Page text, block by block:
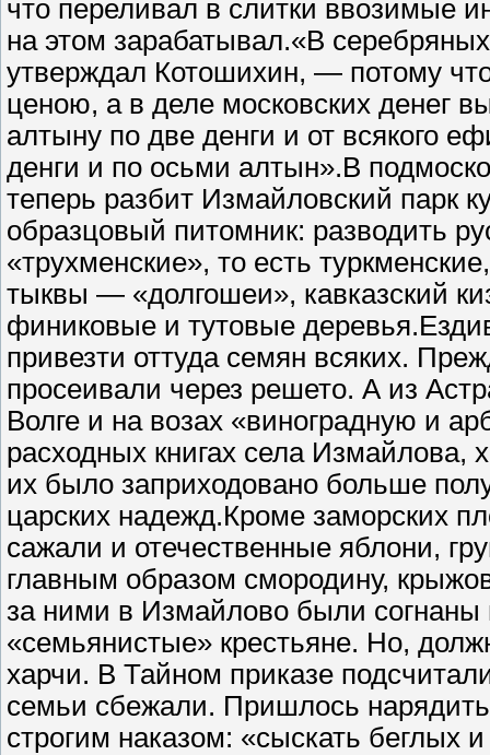
что переливал в слитки ввозимые
на этом зарабатывал.«В
утверждал Котошихин, — потому
ценою, а в деле московских денег
алтыну по две денги и от всякого
денги и по осьми алтын».В
теперь разбит Измайловский парк
образцовый питомник: разводить
«трухменские», то есть
тыквы — «долгошеи», кавказский
финиковые и тутовые
привезти оттуда семян всяких.
просеивали через решето. А из
Волге и на возах «виноградную и
расходных книгах села Измайлова,
их было заприходовано больше
царских надежд.Кроме заморских
сажали и отечественные яблони,
главным образом смородину,
за ними в Измайлово были согнаны
«семьянистые» крестьяне. Но,
харчи. В Тайном приказе
семьи сбежали. Пришлось
строгим наказом: «сыскать беглых